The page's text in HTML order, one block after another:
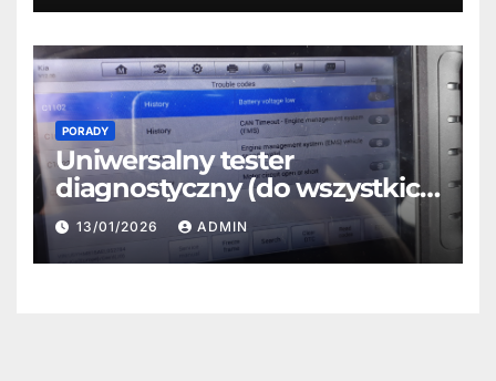
PORADY
Uniwersalny tester
diagnostyczny (do wszystkich
marek aut): Autel MX808 –
zalety, wady i funkcje
13/01/2026 ADMIN